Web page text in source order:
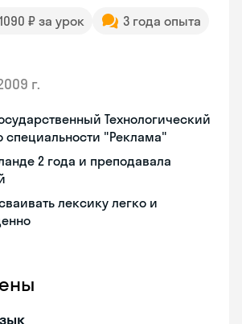
₽ за урок
3 года опыта
г.
Технологический
специальности "Реклама"
2 года и преподавала
лексику легко и